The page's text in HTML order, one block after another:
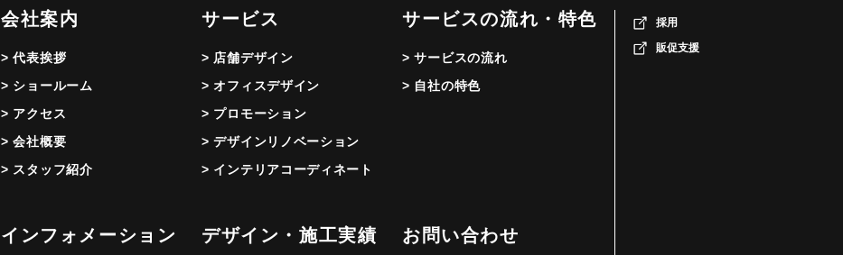
会社案内
> 代表挨拶
> ショールーム
> アクセス
> 会社概要
> スタッフ紹介
サービス
> 店舗デザイン
> オフィスデザイン
> プロモーション
> デザインリノベーション
> インテリアコーディネート
サービスの流れ・特色
> サービスの流れ
> 自社の特色
インフォメーション デザイン・施工実績 お問い合わせ
採用
販促支援